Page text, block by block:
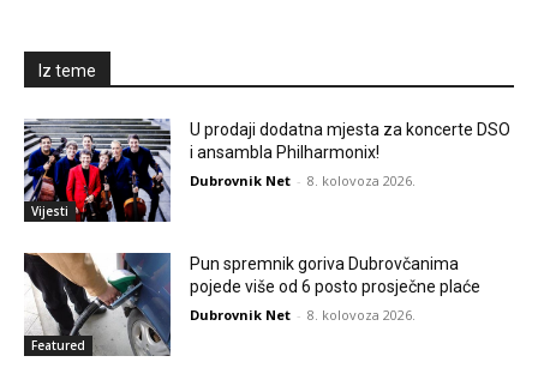
Iz teme
Vijesti
U prodaji dodatna mjesta za koncerte DSO
i ansambla Philharmonix!
Dubrovnik Net - 8. kolovoza 2026.
Featured
Pun spremnik goriva Dubrovčanima
pojede više od 6 posto prosječne plaće
Dubrovnik Net - 8. kolovoza 2026.